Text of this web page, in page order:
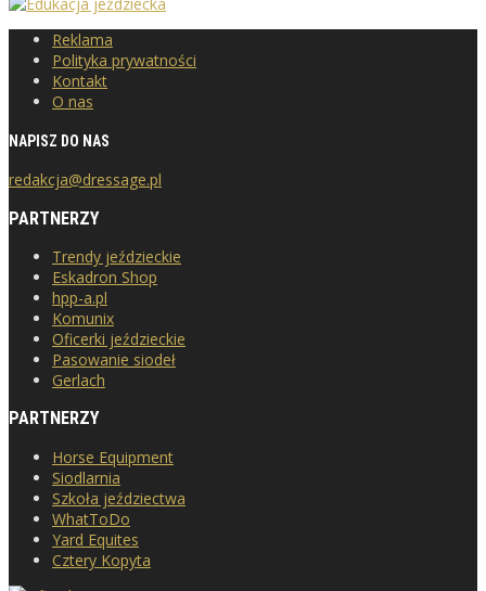
Reklama
Polityka prywatności
Kontakt
O nas
NAPISZ DO NAS
redakcja@dressage.pl
PARTNERZY
Trendy jeździeckie
Eskadron Shop
hpp-a.pl
Komunix
Oficerki jeździeckie
Pasowanie siodeł
Gerlach
PARTNERZY
Horse Equipment
Siodlarnia
Szkoła jeździectwa
WhatToDo
Yard Equites
Cztery Kopyta